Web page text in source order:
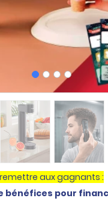
aux gagnants :
bénéfices pour